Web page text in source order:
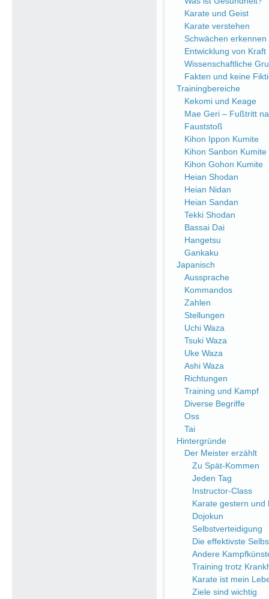
Karate und Geist
Karate verstehen
Schwächen erkennen
Entwicklung von Kraft
Wissenschaftliche
Fakten und keine
Trainingbereiche
Kekomi und Keage
Mae Geri – Fußtritt
Fauststoß
Kihon Ippon Kumite
Kihon Sanbon Kumite
Kihon Gohon Kumite
Heian Shodan
Heian Nidan
Heian Sandan
Tekki Shodan
Bassai Dai
Hangetsu
Gankaku
Japanisch
Aussprache
Kommandos
Zahlen
Stellungen
Uchi Waza
Tsuki Waza
Uke Waza
Ashi Waza
Richtungen
Training und Kampf
Diverse Begriffe
Oss
Tai
Hintergründe
Der Meister erzählt
Zu Spät-Kommen
Jeden Tag
Instructor-Class
Karate gestern und
Dojokun
Selbstverteidigung
Die effektivste
Andere
Training trotz
Karate ist mein
Ziele sind wichtig